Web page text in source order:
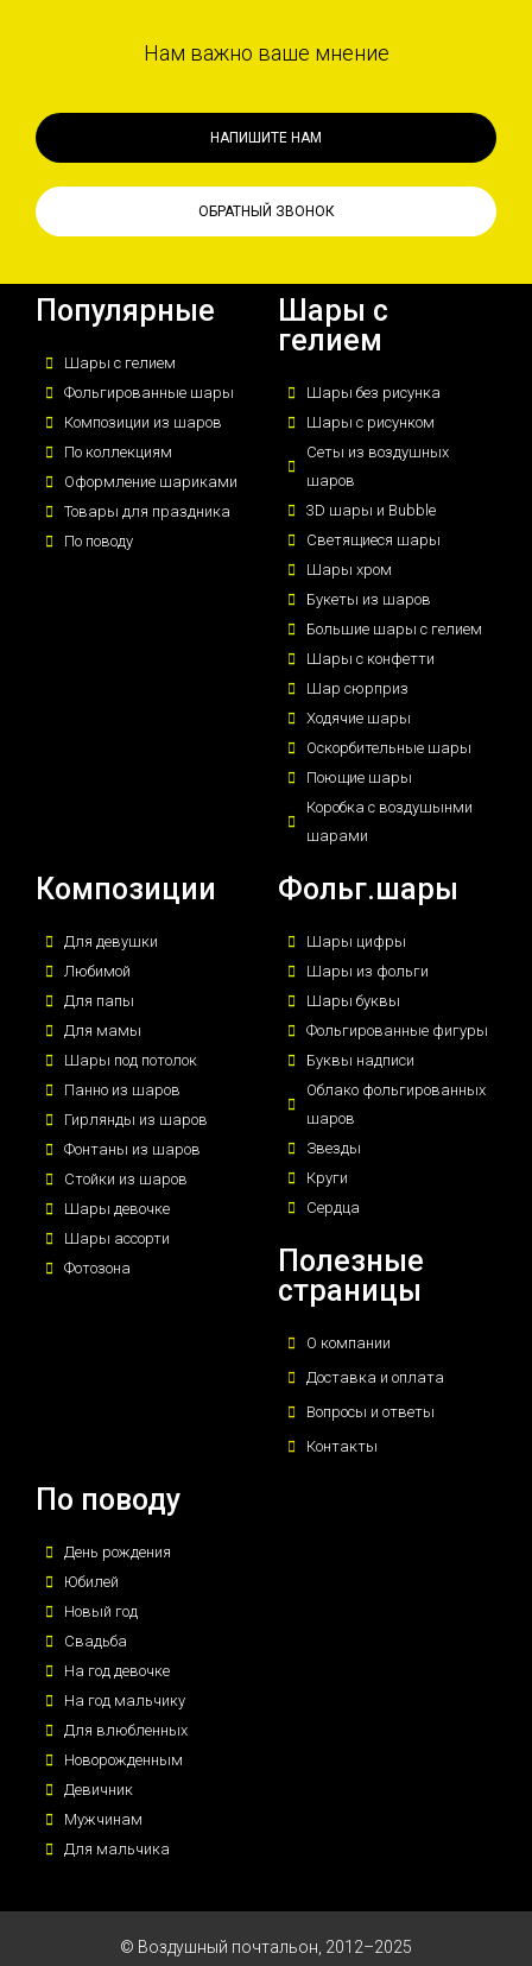
Нам важно ваше мнение
НАПИШИТЕ НАМ
ОБРАТНЫЙ ЗВОНОК
Популярные
Шары с гелием
Фольгированные шары
Композиции из шаров
По коллекциям
Оформление шариками
Товары для праздника
По поводу
Шары с
гелием
Шары без рисунка
Шары с рисунком
Сеты из воздушных
шаров
3D шары и Bubble
Светящиеся шары
Шары хром
Букеты из шаров
Большие шары с гелием
Шары с конфетти
Шар сюрприз
Ходячие шары
Оскорбительные шары
Поющие шары
Коробка с воздушынми
шарами
Композиции
Для девушки
Любимой
Для папы
Для мамы
Шары под потолок
Панно из шаров
Гирлянды из шаров
Фонтаны из шаров
Стойки из шаров
Шары девочке
Шары ассорти
Фотозона
Фольг.шары
Шары цифры
Шары из фольги
Шары буквы
Фольгированные фигуры
Буквы надписи
Облако фольгированных
шаров
Звезды
Круги
Сердца
Полезные
страницы
О компании
Доставка и оплата
Вопросы и ответы
Контакты
По поводу
День рождения
Юбилей
Новый год
Свадьба
На год девочке
На год мальчику
Для влюбленных
Новорожденным
Девичник
Мужчинам
Для мальчика
© Воздушный почтальон, 2012–2025